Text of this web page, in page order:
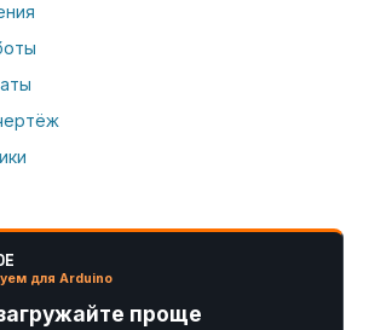
для Arduino
проще